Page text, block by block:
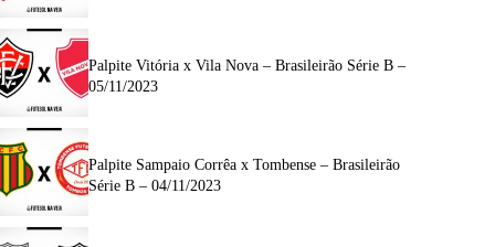
Palpite Vitória x Vila Nova – Brasileirão Série B –
05/11/2023
Palpite Sampaio Corrêa x Tombense – Brasileirão
Série B – 04/11/2023